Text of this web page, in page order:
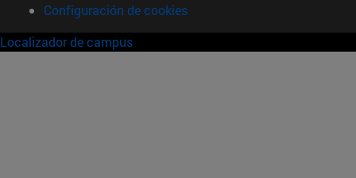
Configuración de cookies
Localizador de campus